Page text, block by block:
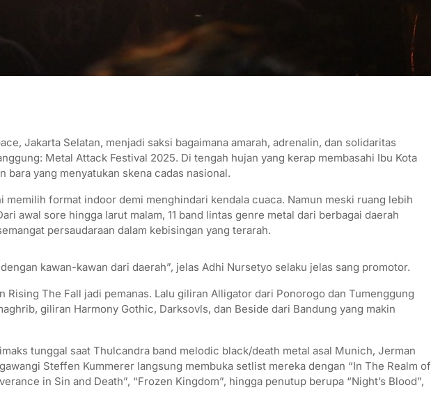
Jakarta Selatan, menjadi saksi bagaimana amarah, adrenalin, dan solidaritas
Metal Attack Festival 2025. Di tengah hujan yang kerap membasahi Ibu Kota
yang menyatukan skena cadas nasional.
format indoor demi menghindari kendala cuaca. Namun meski ruang lebih
awal sore hingga larut malam, 11 band lintas genre metal dari berbagai daerah
persaudaraan dalam kebisingan yang terarah.
kawan-kawan dari daerah”, jelas Adhi Nursetyo selaku jelas sang promotor.
Rising The Fall jadi pemanas. Lalu giliran Alligator dari Ponorogo dan Tumenggung
giliran Harmony Gothic, Darksovls, dan Beside dari Bandung yang makin
tunggal saat Thulcandra band melodic black/death metal asal Munich, Jerman
Steffen Kummerer langsung membuka setlist mereka dengan “In The Realm of
in Sin and Death”, “Frozen Kingdom”, hingga penutup berupa “Night’s Blood”,